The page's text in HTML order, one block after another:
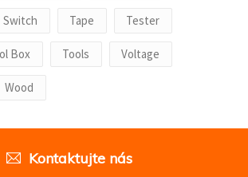
Switch Tape Tester
Box Tools Voltage
Wood
Kontaktujte nás